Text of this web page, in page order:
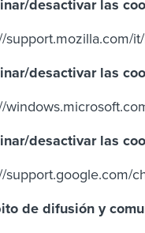
desactivar las
support.mozilla.com/
desactivar las
desactivar las
support.google.com/
de difusión y